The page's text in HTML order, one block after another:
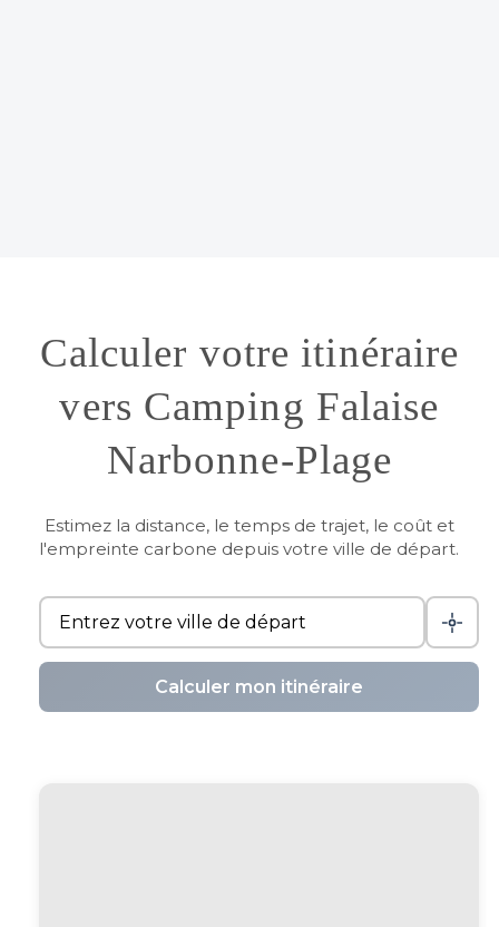
Calculer votre itinéraire
vers Camping Falaise
Narbonne-Plage
Estimez la distance, le temps de trajet, le coût et
l'empreinte carbone depuis votre ville de départ.
Calculer mon itinéraire